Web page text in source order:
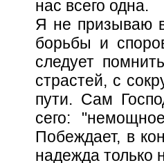
нас всего одна.
Я не призываю
борьбы и
следует
страстей, с
пути. Сам
сего:
Побеждает, в
надежда только